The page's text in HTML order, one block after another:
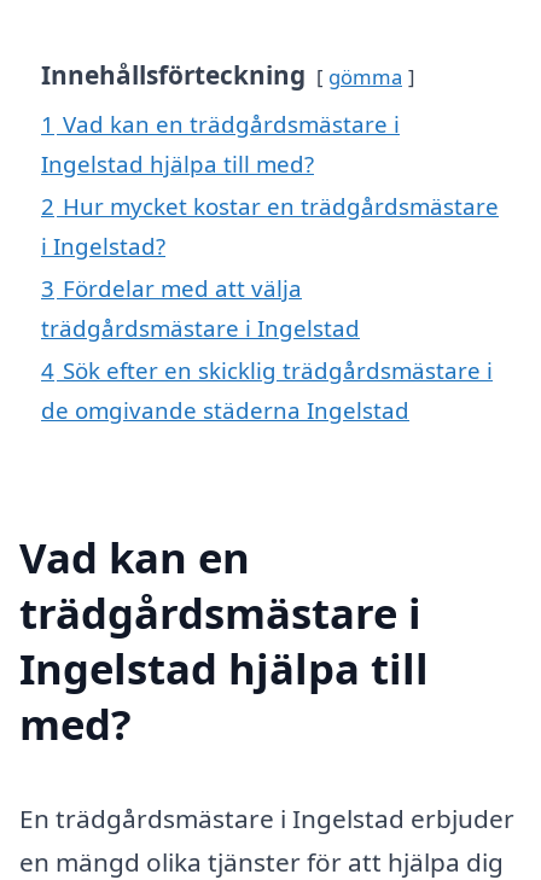
Innehållsförteckning gömma
1 Vad kan en trädgårdsmästare i
Ingelstad hjälpa till med?
2 Hur mycket kostar en trädgårdsmästare
i Ingelstad?
3 Fördelar med att välja
trädgårdsmästare i Ingelstad
4 Sök efter en skicklig trädgårdsmästare i
de omgivande städerna Ingelstad
Vad kan en
trädgårdsmästare i
Ingelstad hjälpa till
med?
En trädgårdsmästare i Ingelstad erbjuder
en mängd olika tjänster för att hjälpa dig